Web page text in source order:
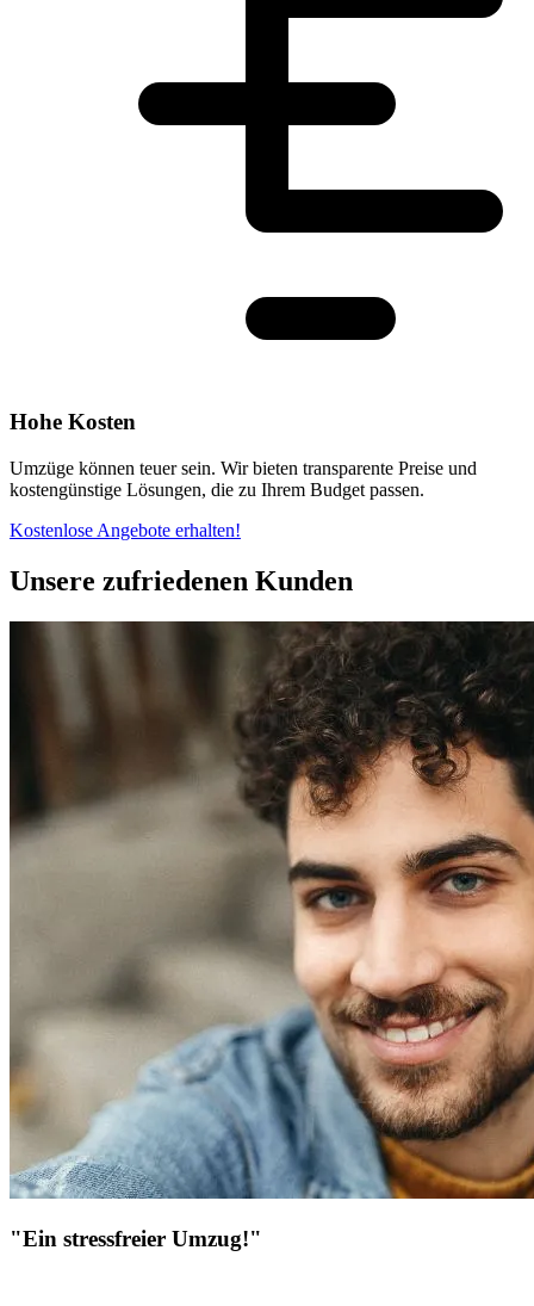
Hohe Kosten
Umzüge können teuer sein. Wir bieten transparente Preise und
kostengünstige Lösungen, die zu Ihrem Budget passen.
Kostenlose Angebote erhalten!
Unsere zufriedenen Kunden
"Ein stressfreier Umzug!"